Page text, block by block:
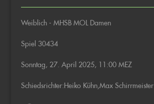
Weiblich - MHSB MOL Damen
Spiel 30434
Sonntag, 27. April 2025, 11:00 MEZ
Schiedsrichter:Heiko Kühn,Max Schirrmeister